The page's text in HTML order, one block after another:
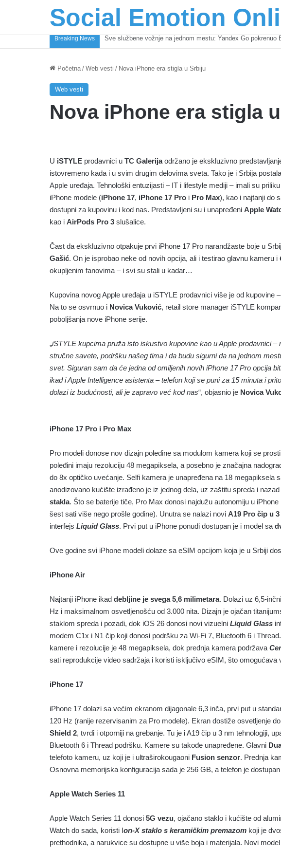
Social Emotion
Breaking News Coca-Cola podrška mladima i Excel Grašić osnažuju mlade u
Početna / Web vesti / Nova iPhone era stigla u Srbiju
Web vesti
Nova iPhone era stigla
U iSTYLE prodavnici u TC Galerijaodržano je ekskluzivno
istovremeno kada i u svim drugim delovima sveta. Tako je i Srbija
Apple uređaja. Tehnološki entuzijasti – IT i lifestyle mediji – imali su
iPhone modele (iPhone 17, iPhone 17 Pro i Pro Max), kao i najtanji do
dostupni za kupovinu i kod nas. Predstavljeni su i unapređeni Apple
kao i AirPods Pro 3 slušalice.
Čast da ekskluzivno otpakuje prvi iPhone 17 Pro narandžaste boje u
Gašić. On je isprobao neke od novih opcija, ali i testirao glavnu kameru i
okupljenim fanovima – i svi su stali u kadar…
Kupovina novog Apple uređaja u iSTYLE prodavnici više je od kupovine
Na to se osvrnuo i Novica Vuković, retail store manager iSTYLE
poboljšanja nove iPhone serije.
„iSTYLE kupcima pruža isto iskustvo kupovine kao u Apple prodavnici –
stručne savete, podršku našeg tima i da budu sigurni da na jednom
svet. Siguran sam da će jedna od omiljenih novih iPhone 17 Pro opcija
ikad i Apple Intelligence asistenta – telefon koji se puni za 15 minuta i
dolazi iz budućnosti, ali je zapravo već kod nas“, objasnio je Novica
iPhone 17 Pro i Pro Max
Pro modeli donose nov dizajn poleđine sa modulom kamera koji se
poleđini imaju rezoluciju 48 megapiksela, a posebno je značajna
do 8x optičko uvećanje. Selfi kamera je unapređena na 18 megapiksela
anodizovano kućište izrađeno je iz jednog dela, uz zaštitu spreda i
stakla. Što se baterije tiče, Pro Max donosi najdužu autonomiju u
šest sati više nego prošle godine). Unutra se nalazi novi A19 Pro čip u
interfejs Liquid Glass. Prvi put u iPhone ponudi dostupan je i model sa
Ove godine svi iPhone modeli dolaze sa eSIM opcijom koja je u Srbiji
iPhone Air
Najtanji iPhone ikad debljine je svega 5,6 milimetara. Dolazi uz 6,5-
Hz i maksimalnom osvetljenošću od 3.000 nita. Dizajn je ojačan
staklom spreda i pozadi, dok iOS 26 donosi novi vizuelni Liquid Glass
modem C1x i N1 čip koji donosi podršku za Wi-Fi 7, Bluetooth 6 i Thread.
kamere i rezolucije je 48 megapiksela, dok prednja kamera podržava
sati reprodukcije video sadržaja i koristi isključivo eSIM, što omogućava
iPhone 17
iPhone 17 dolazi sa većim ekranom dijagonale 6,3 inča, prvi put u
120 Hz (ranije rezervisanim za Pro modele). Ekran dostiže osvetljenje
Shield 2, tvrđi i otporniji na grebanje. Tu je i A19 čip u 3 nm tehnologiji,
Bluetooth 6 i Thread podršku. Kamere su takođe unapređene. Glavni
telefoto kameru, uz koji je i ultraširokougaoni Fusion senzor. Prednja
Osnovna memorijska konfiguracija sada je 256 GB, a telefon je dostupan
Apple Watch Series 11
Apple Watch Series 11 donosi 5G vezu, ojačano staklo i kućište od
Watch do sada, koristi Ion-X staklo s keramičkim premazom koji je
prethodnika, a narukvice su dostupne u više boja i materijala. Novi